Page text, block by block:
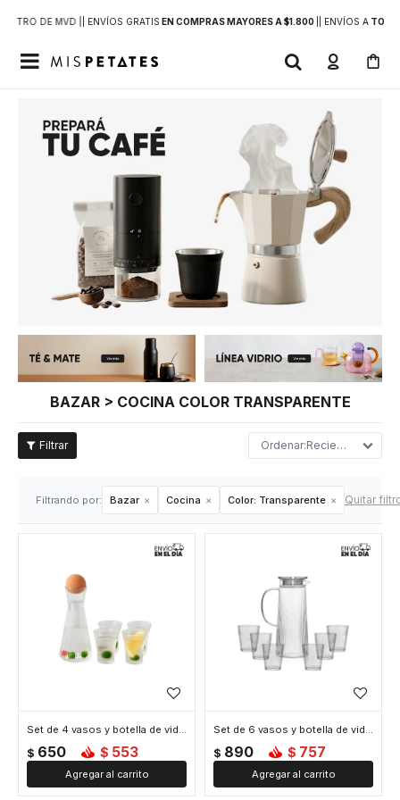
DE MVD | | ENVÍOS GRATIS EN COMPRAS MAYORES A $1.800 | ENVÍOS ATODO

BAZAR > COCINA COLOR TRANSPARENTE
Recientes
Filtrando por: Bazar Cocina Color: Transparente Quitar
Set de 4 vasos y botella de vidrio con tapa de bambú 500ml - Transparente
$ 650 $ 553
Set de 6 vasos y botella de vidrio 700ml - Transparente
$ 890 $ 757